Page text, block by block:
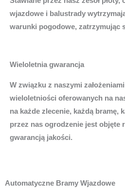
wjazdowe i balustrady
warunki pogodowe, zatrzymując
Wieloletnia gwarancja
W związku z naszymi
wieloletniości oferowanych na
na każde zlecenie, każdą bramę,
przez nas ogrodzenie jest objęte
gwarancją jakości.
Automatyczne Bramy Wjazdowe